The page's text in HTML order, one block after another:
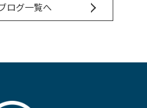
ログ一覧へ